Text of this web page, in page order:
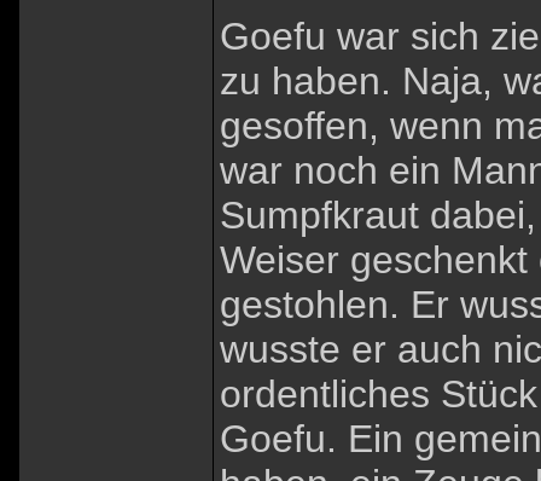
Goefu war sich
zu haben. Naja,
gesoffen, wenn
war noch ein
Sumpfkraut
Weiser
gestohlen. Er
wusste er auch
ordentliches
Goefu. Ein